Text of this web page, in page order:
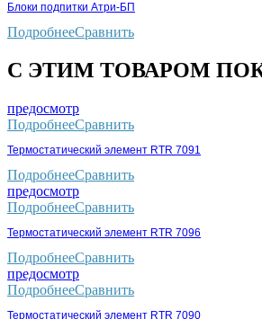
Блоки подпитки Атри-БП
ПодробнееСравнить
С ЭТИМ ТОВАРОМ
предосмотр
ПодробнееСравнить
Термостатический элемент RTR 7091
ПодробнееСравнить
предосмотр
ПодробнееСравнить
Термостатический элемент RTR 7096
ПодробнееСравнить
предосмотр
ПодробнееСравнить
Термостатический элемент RTR 7090